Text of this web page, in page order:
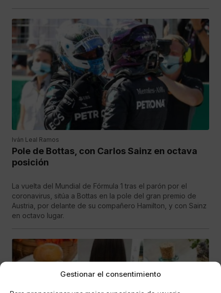
Gestionar el consentimiento
Iván Leal Ramos
Pole de Bottas, con Carlos Sainz en octava
posición
La vuelta del Mundial de Fórmula 1 tras el parón por el
coronavirus, sitúa a Bottas en la pole del gran premio de
Austria, por delante de su compañero Hamilton, y con Sainz
en octavo lugar.